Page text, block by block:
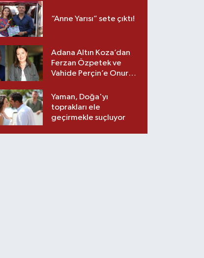
“Anne Yarısı” sete çıktı!
Adana Altın Koza’dan
Ferzan Özpetek ve
Vahide Perçin’e Onur
Yaman, Doğa'yı
toprakları ele
geçirmekle suçluyor